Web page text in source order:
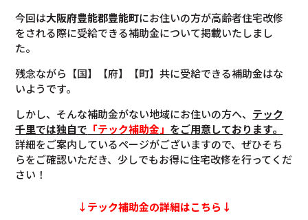
今回は大阪府豊能郡豊能町にお住いの方が高齢者住宅改修
をされる際に受給できる補助金について掲載いたしまし
た。
残念ながら【国】【府】【町】共に受給できる補助金はな
いようです。
しかし、そんな補助金がない地域にお住いの方へ、 テック
千里では独自で 「テック補助金」 をご用意しております。
詳細をご案内しているページがございますので、ぜひそち
らをご確認いただき、少しでもお得に住宅改修を行ってくだ
さい！
↓テック補助金の詳細はこちら↓